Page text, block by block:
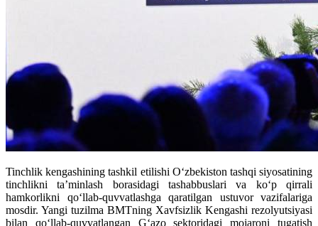
Tinchlik kengashining tashkil etilishi O‘zbekiston tashqi siyosatining
tinchlikni ta’minlash borasidagi tashabbuslari va ko‘p qirrali
hamkorlikni qo‘llab-quvvatlashga qaratilgan ustuvor vazifalariga
mosdir. Yangi tuzilma BMTning Xavfsizlik Kengashi rezolyutsiyasi
bilan qo‘llab-quvvatlangan G‘azo sektoridagi mojaroni tugatish